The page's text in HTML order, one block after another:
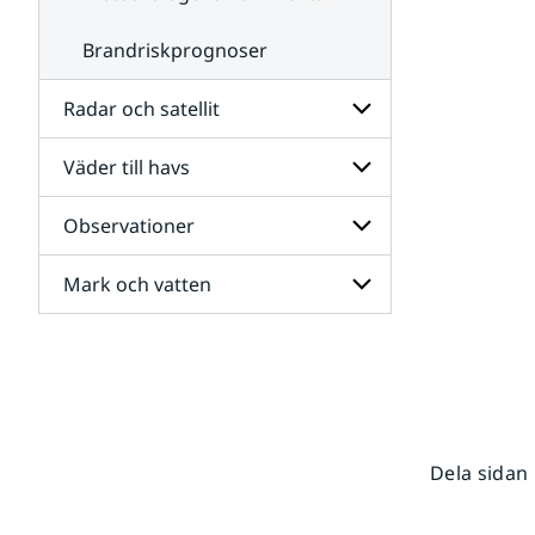
Brandriskprognoser
Radar och satellit
Undersidor
för
Radar
och
satellit
Väder till havs
Undersidor
för
Väder
till
havs
Observationer
Undersidor
för
Mark och vatten
Dela sidan